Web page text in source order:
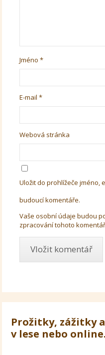
Jméno*
E-mail*
Webová stránka
Uložit do prohlížeče jméno,
budoucí komentáře.
Vaše osobní údaje budou
zpracování tohoto
Prožitky, zážitky
v lese nebo online.